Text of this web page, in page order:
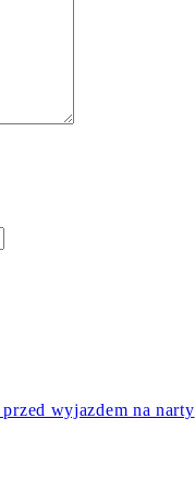
wyjazdem na narty